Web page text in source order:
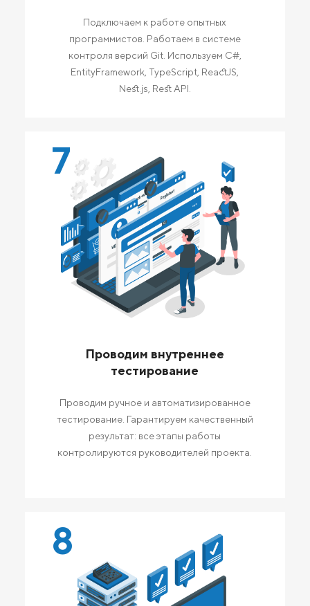
Подключаем к работе опытных
программистов. Работаем в системе
контроля версий Git. Используем C#,
EntityFramework, TypeScript, ReactJS,
Nest.js, Rest API.
7
Проводим внутреннее
тестирование
Проводим ручное и автоматизированное
тестирование. Гарантируем качественный
результат: все этапы работы
контролируются руководителей проекта.
8